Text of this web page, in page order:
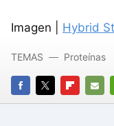
Imagen | Hybrid
FACEBOOK
TWITTERFLIPBOARD
E-
TEMAS Proteínas